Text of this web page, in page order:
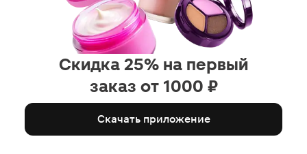
Скидка 25% на первый
заказ от 1000 ₽
Скачать приложение